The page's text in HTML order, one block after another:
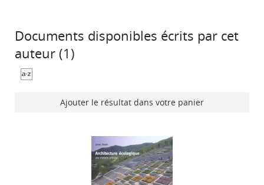
Documents disponibles écrits par cet
auteur (1 )
Ajouter le résultat dans votre panier